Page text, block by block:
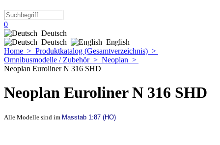
0
Deutsch
Deutsch
English
Home > Produktkatalog (Gesamtverzeichnis) >
Omnibusmodelle / Zubehör> Neoplan >
Neoplan Euroliner N 316 SHD
Neoplan Euroliner N 316 SHD
Alle Modelle sind im Masstab 1:87 (HO)